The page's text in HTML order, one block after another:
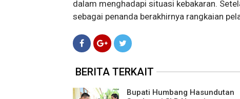
dalam menghadapi situasi kebakaran.
sebagai penanda berakhirnya rangkaian
BERITA TERKAIT
Bupati Humbang Hasundutan